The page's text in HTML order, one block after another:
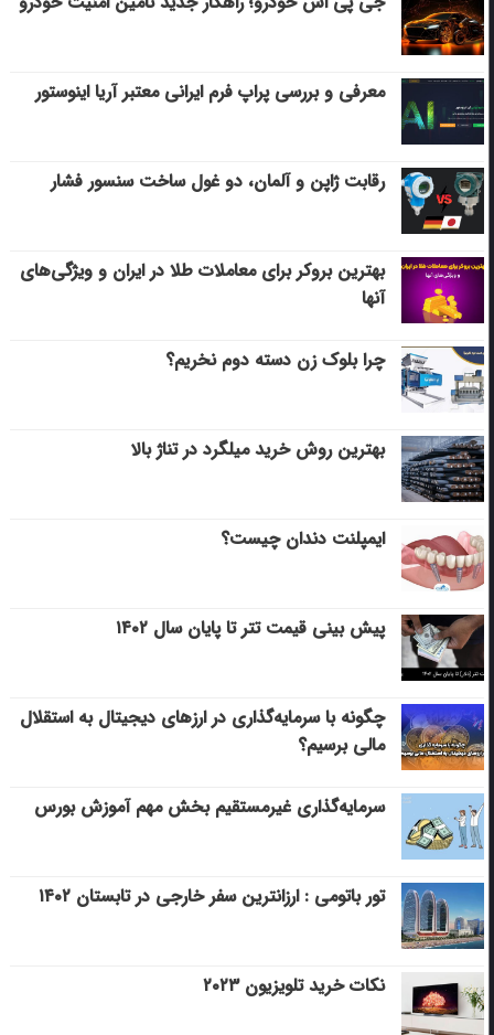
معرفی و بررسی پراپ فرم ایرانی معتبر آریا اینوستور
رقابت ژاپن و آلمان، دو غول ساخت سنسور فشار
بهترین بروکر برای معاملات طلا در ایران و ویژگی‌های
آنها
چرا بلوک زن دسته دوم نخریم؟
بهترین روش خرید میلگرد در تناژ بالا
ایمپلنت دندان چیست؟
پیش بینی قیمت تتر تا پایان سال ۱۴۰۲
چگونه با سرمایه‌گذاری در ارزهای دیجیتال به استقلال
مالی برسیم؟
سرمایه‌گذاری غیرمستقیم بخش مهم آموزش بورس
تور باتومی : ارزانترین سفر خارجی در تابستان ۱۴۰۲
نکات خرید تلویزیون ۲۰۲۳